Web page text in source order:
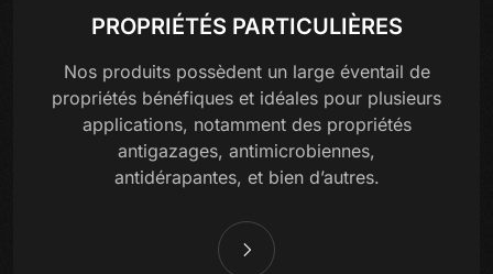
PROPRIÉTÉS PARTICULIÈRES
Nos produits possèdent un large éventail de
propriétés bénéfiques et idéales pour plusieurs
applications, notamment des propriétés
antigazages, antimicrobiennes,
antidérapantes, et bien d’autres.